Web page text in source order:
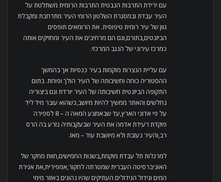
עם ירידת התרבות הנבטית התרבות הרומית משתלטת על
העיר עבדת ובמסגרת השלטון הרומי העיר מתרחבת ומקבלת
גוון של עיר רומית טיפוסית. את הרומאים תופסים
הביזנטים,בתורם,וגם הם מרחיבים את העיר ומחזיקים אותה
כמרכז עירוני של הנגב המרכזי.
עם עליית הנצרות מוקמות בעיר כנסיות אך בהמשך
ההסטוריה כוחה וחשיבותה של העיר הולך ופוחת. בתום
התקופה הביזנטית חשיבותה של העיר יורדת וגם ביצוריה
נחלשים והאתר ממשיך להיות מיושב,כשהוא עובר מיד ליד
על פי אדוני הארץ,עד שבאמצע המאה ה – 8 לספירה
פוקדת רעידת אדמה את העיר שבעקבותיה נזרע בה הרס
רב,והעיר נעזבת ולא מיושבת עוד – מאז.
למרגלות תל עבדת מוקמת,בשנות החמישים,חוות מחקר של
האוניברסיטה העברית שמטרתה לחקור,אמפירית,את אגירת
המים וגידול הגידולים העתיקים שהיו נהוגים באזור מימי